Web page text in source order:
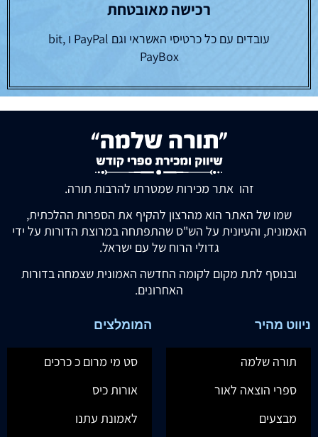
רכישה מאובטחת
עובדים עם כל כרטיסי האשראי וגם PayPal ו bit,
PayBox
זהו אתר מכירות שמטרתו להרבות תורה.
שמו של האתר הוא מהרצון להקיף את הספרות ההלכתית,
האמונית, והעיונית על הש"ס שהתפתחה במרוצת הדורות על ידי
גדולי הרוח של עם ישראל.
ובנוסף לתת מקום לקומה החדשה האמונית שצמחה בדורות
האחרונים.
ניווט מהיר
תורה שלמה
ספרי הוצאה לאור
מבצעים
המומלצים
סט מי מרום כ כרכים
אורות כיס
לאמונת עתנו